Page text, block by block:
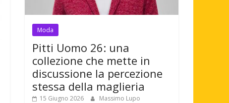
Moda
Pitti Uomo 26: una
collezione che mette in
discussione la percezione
stessa della maglieria
15 Giugno 2026 Massimo Lupo